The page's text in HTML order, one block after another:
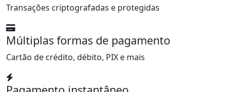
Transações criptografadas e protegidas
Múltiplas formas de pagamento
Cartão de crédito, débito, PIX e mais